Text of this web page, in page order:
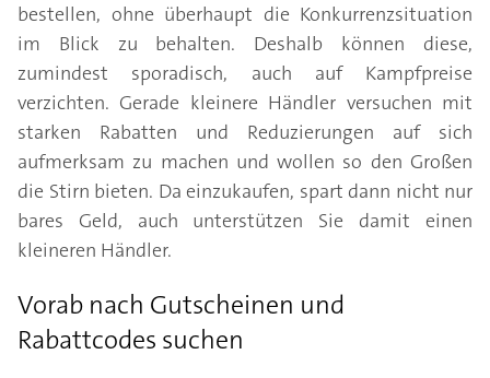
bestellen, ohne überhaupt die Konkurrenzsituation
im Blick zu behalten. Deshalb können diese,
zumindest sporadisch, auch auf Kampfpreise
verzichten. Gerade kleinere Händler versuchen mit
starken Rabatten und Reduzierungen auf sich
aufmerksam zu machen und wollen so den Großen
die Stirn bieten. Da einzukaufen, spart dann nicht nur
bares Geld, auch unterstützen Sie damit einen
kleineren Händler.
Vorab nach Gutscheinen und
Rabattcodes suchen